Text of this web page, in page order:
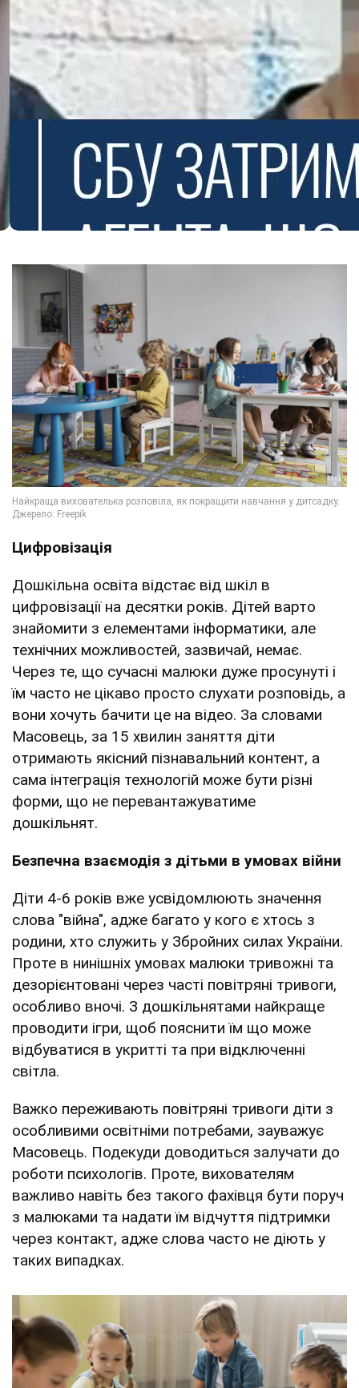
Цифровізація
Дошкільна освіта відстає від шкіл в
цифровізації на десятки років. Дітей варто
знайомити з елементами інформатики, але
технічних можливостей, зазвичай, немає.
Через те, що сучасні малюки дуже просунуті і
їм часто не цікаво просто слухати розповідь, а
вони хочуть бачити це на відео. За словами
Масовець, за 15 хвилин заняття діти
отримають якісний пізнавальний контент, а
сама інтеграція технологій може бути різні
форми, що не перевантажуватиме
дошкільнят.
Безпечна взаємодія з дітьми в умовах війни
Діти 4-6 років вже усвідомлюють значення
слова "війна", адже багато у кого є хтось з
родини, хто служить у Збройних силах України.
Проте в нинішніх умовах малюки тривожні та
дезорієнтовані через часті повітряні тривоги,
особливо вночі. З дошкільнятами найкраще
проводити ігри, щоб пояснити їм що може
відбуватися в укритті та при відключенні
світла.
Важко переживають повітряні тривоги діти з
особливими освітніми потребами, зауважує
Масовець. Подекуди доводиться залучати до
роботи психологів. Проте, вихователям
важливо навіть без такого фахівця бути поруч
з малюками та надати їм відчуття підтримки
через контакт, адже слова часто не діють у
таких випадках.